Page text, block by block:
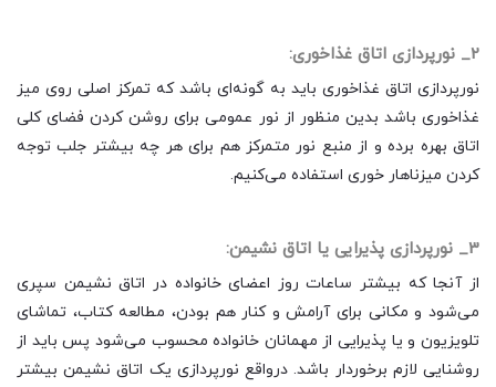
2_ نورپردازی اتاق غذاخوری:
نورپردازی اتاق غذاخوری باید به گونه‌ای باشد که تمرکز اصلی روی میز
غذاخوری باشد بدین منظور از نور عمومی برای روشن کردن فضای کلی
اتاق بهره برده و از منبع نور متمرکز هم برای هر چه بیشتر جلب توجه
کردن میز‌ناهار خوری استفاده می‌کنیم.
3_ نورپردازی پذیرایی یا اتاق نشیمن:
از آنجا که بیشتر ساعات روز اعضای خانواده در اتاق نشیمن سپری
می‌شود و مکانی برای آرامش و کنار هم بودن، مطالعه کتاب، تماشای
تلویزیون و یا پذیرایی از مهمانان خانواده محسوب می‌شود پس باید از
روشنایی لازم برخوردار باشد. درواقع نورپردازی یک اتاق نشیمن بیشتر